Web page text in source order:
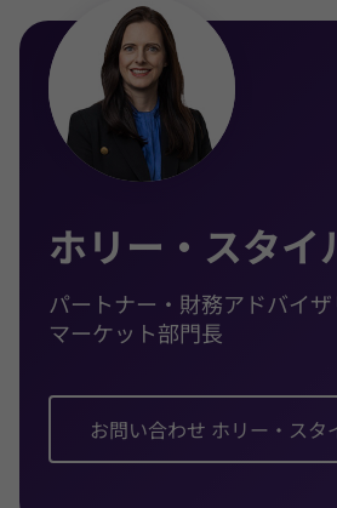
さらに、子ども向けにボランテ
非営利団体「Kids Giving Back」
動し、ボランティアを通じて子
の心を育み、奉仕の価値を根付
ている。「ひとつの行動が大き
う信念のもと、社会に前向きな
す取り組みを推進している。
主な実績
事業売却・事業分離
M&A（ディール）アドバイザ
売却準備および事業承継計画
IPOおよび二重上場、特にロ
AIM市場への上場
専門資格・会員
ホリー・スタイ
パートナー・財務アドバイ
マーケット部門長
お問い合わせ ホリー・スタ